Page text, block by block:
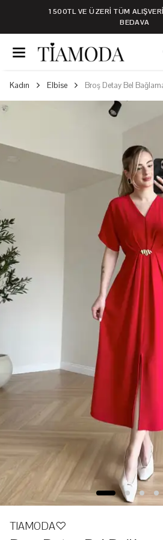
1500TL VE ÜZERİ TÜM
BEDAVA
Kadın Elbise Broş Detay Bel
TIAMODA♡